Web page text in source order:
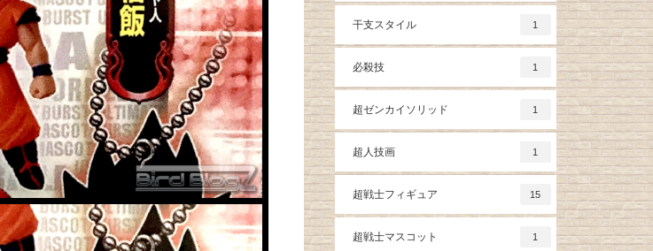
干支スタイル 1
必殺技 1
超ゼンカイソリッド 1
超人技画 1
超戦士フィギュア 15
超戦士マスコット 1